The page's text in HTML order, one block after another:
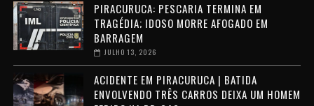
PIRACURUCA: PESCARIA TERMINA EM
TRAGÉDIA; IDOSO MORRE AFOGADO EM
BARRAGEM
JULHO 13, 2026
ACIDENTE EM PIRACURUCA | BATIDA
ENVOLVENDO TRÊS CARROS DEIXA UM HOMEM